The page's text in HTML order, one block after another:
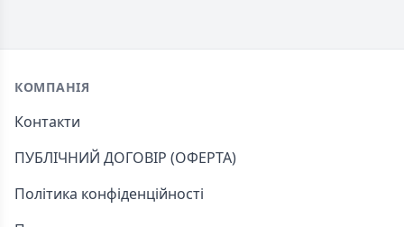
Footer
КОМПАНІЯ
Контакти
ПУБЛІЧНИЙ ДОГОВІР (ОФЕРТА)
Політика конфіденційності